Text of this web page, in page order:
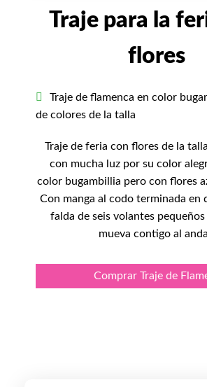
Traje para la
flores
Traje de flamenca en color
de colores de la talla
Traje de feria con flores de la
con mucha luz por su color
color bugambillia pero con flores
Con manga al codo terminada en
falda de seis volantes pequeños
mueva contigo al
Comprar Traje de